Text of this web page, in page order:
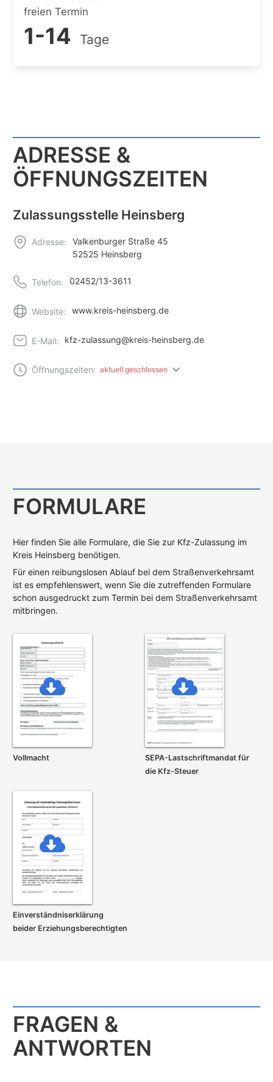
freien Termin
1-14 Tage
ADRESSE &
ÖFFNUNGSZEITEN
Zulassungsstelle Heinsberg
Adresse:
Valkenburger Straße 45
52525 Heinsberg
Telefon: 02452/13-3611
Website: www.kreis-heinsberg.de
E-Mail: kfz-zulassung@kreis-heinsberg.de
Öffnungszeiten: aktuell geschlossen
FORMULARE
Hier finden Sie alle Formulare, die Sie zur Kfz-Zulassung im
Kreis Heinsberg benötigen.
Für einen reibungslosen Ablauf bei dem Straßenverkehrsamt
ist es empfehlenswert, wenn Sie die zutreffenden Formulare
schon ausgedruckt zum Termin bei dem Straßenverkehrsamt
mitbringen.
Vollmacht
SEPA-Lastschrift­mandat für
die Kfz-Steuer
Einverständnis­erklärung
beider Erziehungs­berechtigten
FRAGEN &
ANTWORTEN